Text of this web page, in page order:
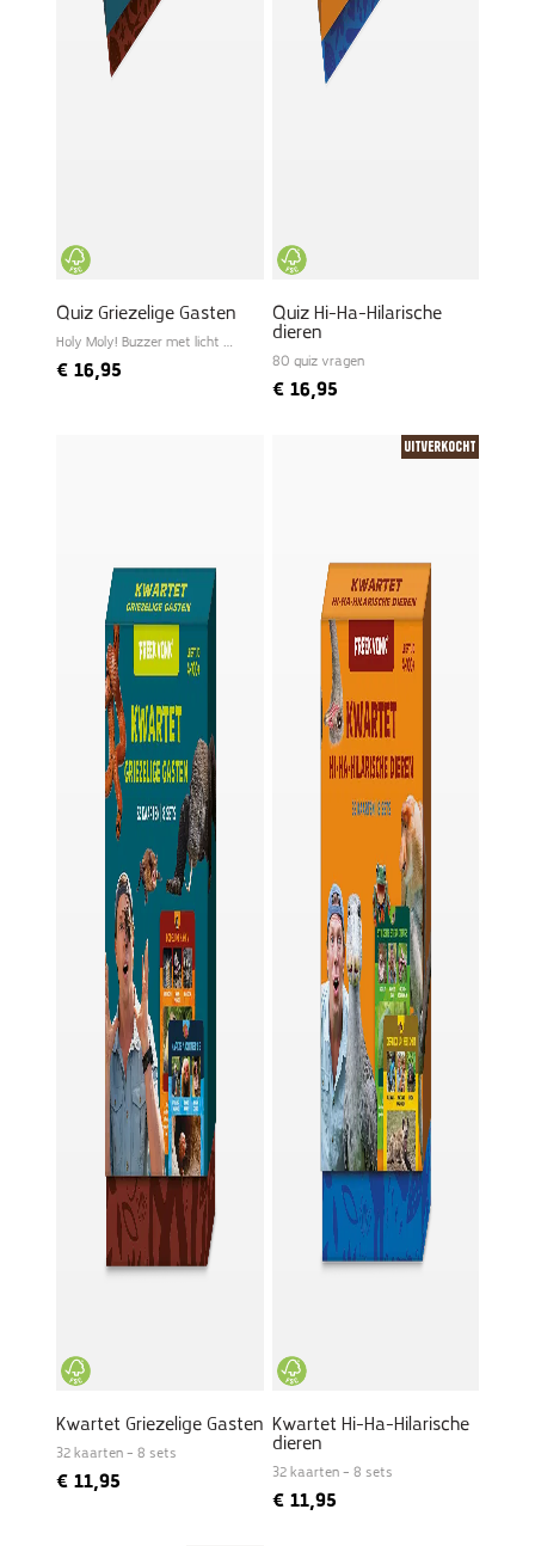
Quiz Griezelige Gasten
Holy Moly! Buzzer met licht en
€ 16,95
Quiz Hi-Ha-Hilarische
dieren
80 quiz vragen
€16,95
Kwartet Griezelige Gasten
32 kaarten – 8 sets
€ 11,95
Uitverkocht
Kwartet Hi-Ha-Hilarische
dieren
32 kaarten – 8 sets
€11,95